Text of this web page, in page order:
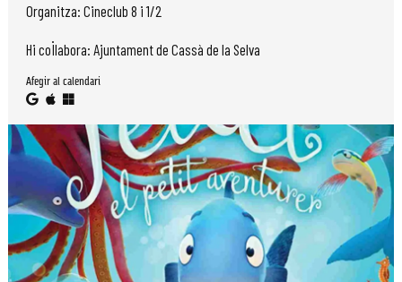
Organitza: Cineclub 8 i 1/2
Hi col·labora: Ajuntament de Cassà de la Selva
Afegir al calendari